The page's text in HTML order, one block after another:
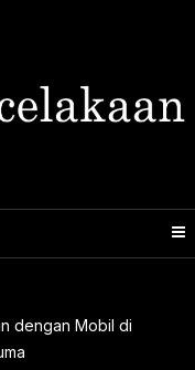
dengan Mobil di